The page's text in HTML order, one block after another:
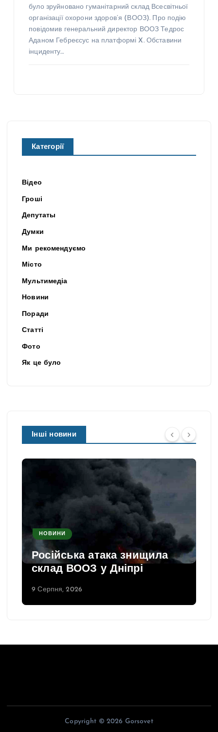
було зруйновано гуманітарний склад Всесвітньої
організації охорони здоров’я (ВООЗ). Про подію
повідомив генеральний директор ВООЗ Тедрос
Аданом Гебреєсус на платформі X. Обставини
інциденту…
Категорії
Відео
Гроші
Депутаты
Думки
Ми рекомендуємо
Місто
Мультимедіа
Новини
Поради
Статті
Фото
Як це було
Інші новини
НОВИНИ
Російська атака знищила
склад ВООЗ у Дніпрі
9 Серпня, 2026
Copyright © 2026 Gorsovet